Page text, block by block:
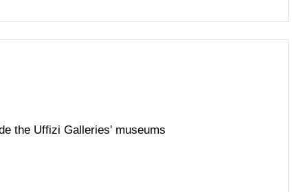
the Uffizi Galleries' museums